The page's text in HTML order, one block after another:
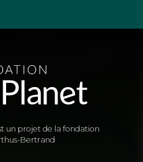
un projet de la fondation
Bertrand